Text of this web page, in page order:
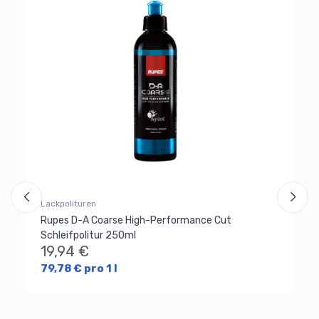
Lackpolituren
Rupes D-A Coarse High-Performance Cut
Schleifpolitur 250ml
19,94 €
79,78 € pro 1 l